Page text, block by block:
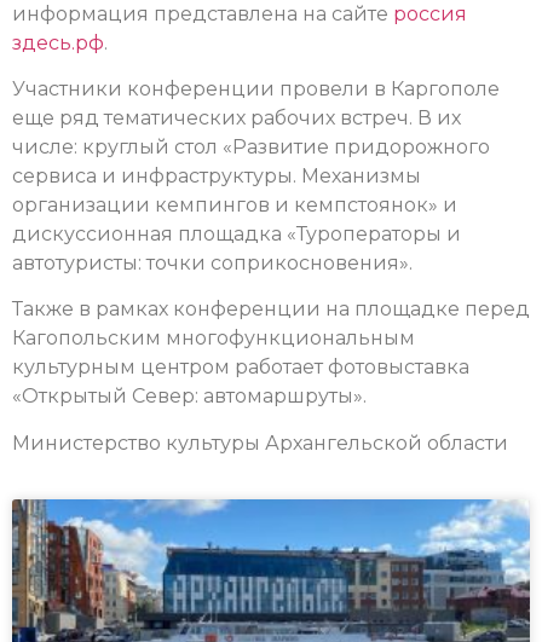
информация представлена на сайте россия
здесь.рф.
Участники конференции провели в Каргополе
еще ряд тематических рабочих встреч. В их
числе: круглый стол «Развитие придорожного
сервиса и инфраструктуры. Механизмы
организации кемпингов и кемпстоянок» и
дискуссионная площадка «Туроператоры и
автотуристы: точки соприкосновения».
Также в рамках конференции на площадке перед
Кагопольским многофункциональным
культурным центром работает фотовыставка
«Открытый Север: автомаршруты».
Министерство культуры Архангельской области